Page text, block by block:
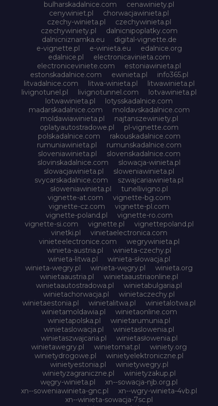
bulharskadalnice.com
cenawiniety.pl
cenywiniet.pl
chorwacjawinieta.pl
czechy-winieta.pl
czechywinieta.pl
czechywiniety.pl
dalnicnipoplatky.com
dalnicniznamka.eu
digital-vignette.de
e-vignette.pl
e-winieta.eu
edalnice.org
edalnice.pl
electronicavinieta.com
electroniceviniete.com
estoniawinieta.pl
estonskadalnice.com
ewinieta.pl
info365.pl
litvadalnice.com
litwa-winieta.pl
litwawinieta.pl
livignotunel.pl
livignotunnel.com
lotvawinieta.pl
lotwawinieta.pl
lotysskadalnice.com
madarskadalnice.com
moldavskadalnice.com
moldawiawinieta.pl
najtanszewiniety.pl
oplatyautostradowe.pl
pl-vignette.com
polskadalnice.com
rakouskadalnice.com
rumuniawinieta.pl
rumunskadalnice.com
sloveniawinieta.pl
slovenskadalnice.com
slovinskadalnice.com
slowacja-winieta.pl
slowacjawinieta.pl
sloweniawinieta.pl
svycarskadalnice.com
szwajcariawinieta.pl
słoweniawinieta.pl
tunellivigno.pl
vignette-at.com
vignette-bg.com
vignette-cz.com
vignette-pl.com
vignette-poland.pl
vignette-ro.com
vignette-si.com
vignette.pl
vignettepoland.pl
vinetki.pl
vinietaelectronica.com
vinieteelectronice.com
wegrywinieta.pl
winieta-austria.pl
winieta-czechy.pl
winieta-litwa.pl
winieta-słowacja.pl
winieta-wegry.pl
winieta-węgry.pl
winieta.org
winietaaustria.pl
winietaaustriaonline.pl
winietaautostradowa.pl
winietabulgaria.pl
winietachorwacja.pl
winietaczechy.pl
winietaestonia.pl
winietalitwa.pl
winietalotwa.pl
winietamoldawia.pl
winietaonline.com
winietapolska.pl
winietarumunia.pl
winietaslowacja.pl
winietaslowenia.pl
winietaszwajcaria.pl
winietasłowenia.pl
winietawegry.pl
winietomat.pl
winiety.org
winietydrogowe.pl
winietyelektroniczne.pl
winietyestonia.pl
winietywegry.pl
winietyzagraniczne.pl
winietyzakup.pl
węgry-winieta.pl
xn--sowacja-njb.org.pl
xn--soweniawinieta-gnc.pl
xn--wgry-winieta-4vb.pl
xn--winieta-sowacja-7sc.pl